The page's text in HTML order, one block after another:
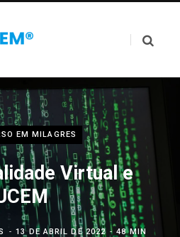
EM MILAGRES
Virtual e
13 DE ABRIL DE 2022
48 MIN